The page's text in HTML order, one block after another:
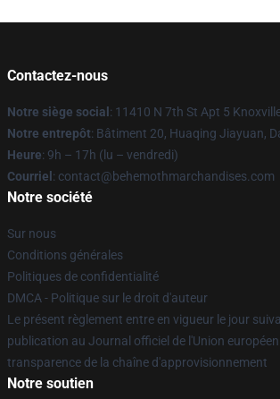
Contactez-nous
Notre siège social : 11410 N 7th St Apt 5
Notre entrepôt: Bâtiment 20, Huaqing Jiayuan,
Heure: 9h – 17h (lu – vendredi)
Courriel : contact@behemothmarchandises.com
Notre société
Sur nous
Conditions générales
Politiques de confidentialité
DMCA - Politique sur le droit d'auteur
Le présent règlement entre en vigueur le jour
publication au Journal officiel de l'Union
transparence de la chaîne d'approvisionnement
Notre soutien